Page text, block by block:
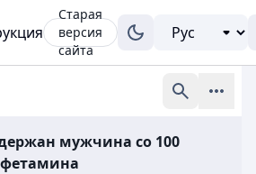
Старая
версия
сайта
мужчина со 100